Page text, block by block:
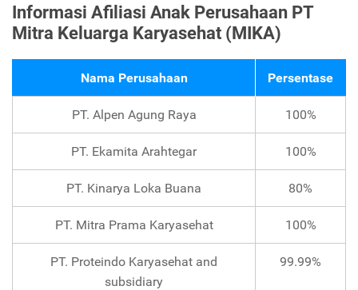
Informasi Afiliasi Anak Perusahaan PT
Mitra Keluarga Karyasehat (MIKA)
Nama Perusahaan Persentase
PT. Alpen Agung Raya 100%
PT. Ekamita Arahtegar 100%
PT. Kinarya Loka Buana 80%
PT. Mitra Prama Karyasehat 100%
PT. Proteindo Karyasehat and
subsidiary
99.99%